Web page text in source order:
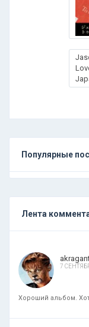
Популярные
Лента
7
Хороший альбом.